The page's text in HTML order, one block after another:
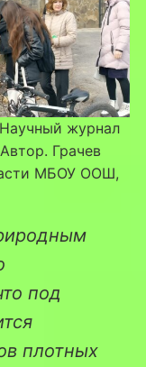
журнал
Грачев
МБОУ ООШ,
под
плотных